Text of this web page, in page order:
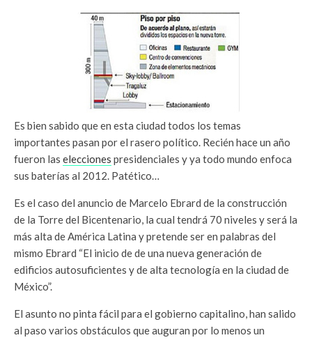
Es bien sabido que en esta ciudad todos los temas
importantes pasan por el rasero político. Recién hace un año
fueron las elecciones presidenciales y ya todo mundo enfoca
sus baterías al 2012. Patético…
Es el caso del anuncio de Marcelo Ebrard de la construcción
de la Torre del Bicentenario, la cual tendrá 70 niveles y será la
más alta de América Latina y pretende ser en palabras del
mismo Ebrard “El inicio de de una nueva generación de
edificios autosuficientes y de alta tecnología en la ciudad de
México”.
El asunto no pinta fácil para el gobierno capitalino, han salido
al paso varios obstáculos que auguran por lo menos un